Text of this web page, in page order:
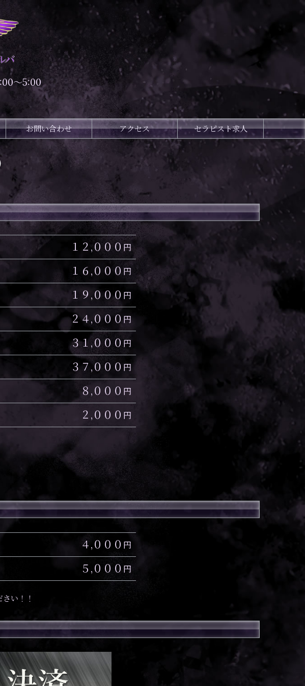
～5:00
お問い合わせ アクセス セラピスト求人
１２,０００ 円
１６,０００ 円
１９,０００ 円
２４,０００ 円
３１,０００ 円
３７,０００ 円
８,０００ 円
２,０００ 円
４,０００ 円
５,０００ 円
い！！